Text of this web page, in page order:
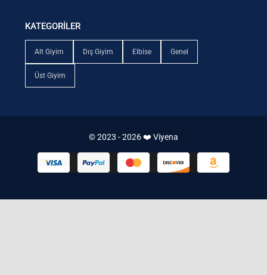
KATEGORİLER
Alt Giyim Dış Giyim Elbise Genel
Üst Giyim
© 2023 - 2026 ❤️ Viyena